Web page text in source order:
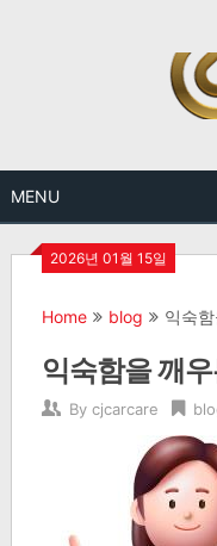
MENU
2026년 01월 15일
Home blog 익숙
익숙함을 깨
By cjcarcare